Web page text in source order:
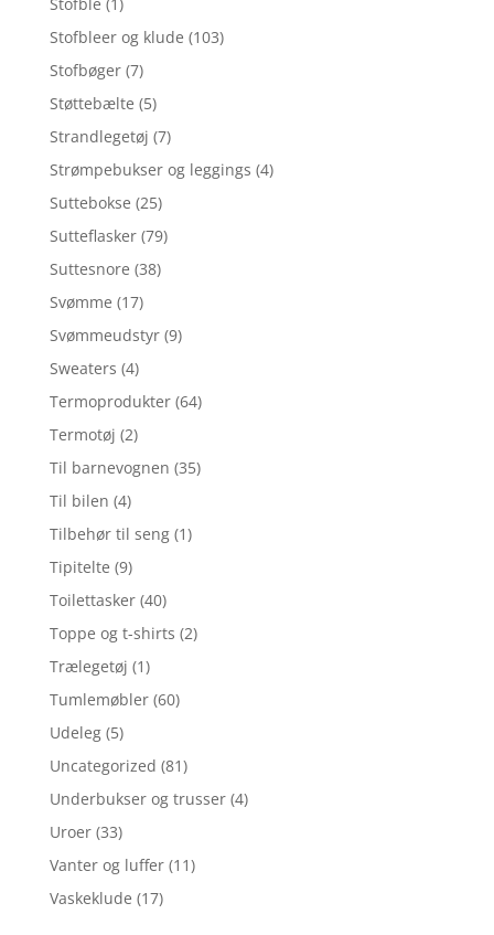
Stofbleer og klude (103)
Stofbøger (7)
Støttebælte (5)
Strandlegetøj (7)
Strømpebukser og leggings (4)
Suttebokse (25)
Sutteflasker (79)
Suttesnore (38)
Svømme (17)
Svømmeudstyr (9)
Sweaters (4)
Termoprodukter (64)
Termotøj (2)
Til barnevognen (35)
Til bilen (4)
Tilbehør til seng (1)
Tipitelte (9)
Toilettasker (40)
Toppe og t-shirts (2)
Trælegetøj (1)
Tumlemøbler (60)
Udeleg (5)
Uncategorized (81)
Underbukser og trusser (4)
Uroer (33)
Vanter og luffer (11)
Vaskeklude (17)